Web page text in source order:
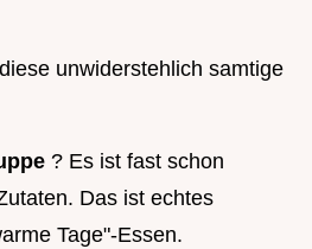
unwiderstehlich samtige
? Es ist fast schon
Das ist echtes
Tage"-Essen.